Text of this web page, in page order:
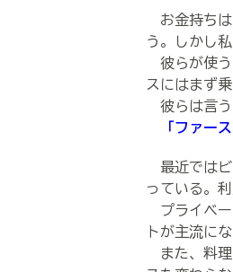
お金持ちは
う。しかし
彼らが使う
スにはまず
彼らは言う
「ファー
最近ではビ
っている。
プライベー
トが主流に
また、料理